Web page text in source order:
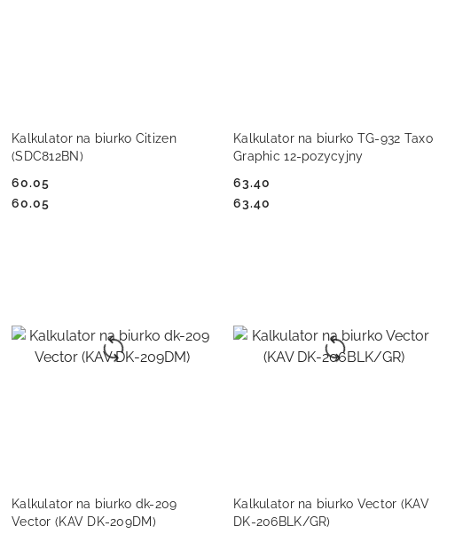
Kalkulator na biurko Citizen
(SDC812BN)
Cena:
60.05
Cena:
60.05
DO KOSZYKA
Kalkulator na biurko TG-932 Taxo
Graphic 12-pozycyjny
Cena:
63.40
Cena:
63.40
DO KOSZYKA
Kalkulator na biurko dk-209
Vector (KAV DK-209DM)
DO KOSZYKA
Kalkulator na biurko Vector (KAV
DK-206BLK/GR)
DO KOSZYKA